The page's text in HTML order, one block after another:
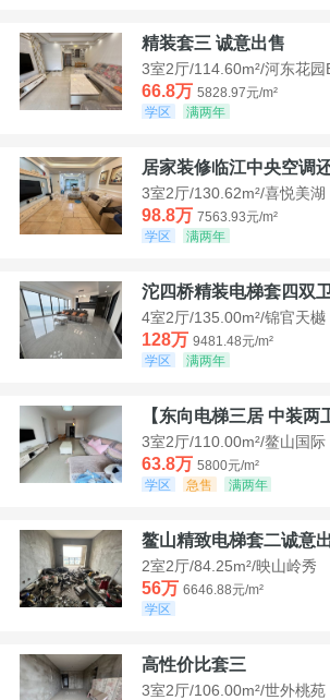
精装套三 诚意出售
3室2厅/114.60m²/河东花园
66.8万 5828.97元/m²
学区
满两年
居家装修临江中央空调
3室2厅/130.62m²/喜悦美湖
98.8万 7563.93元/m²
学区
满两年
沱四桥精装电梯套四双卫
4室2厅/135.00m²/锦官天樾
128万 9481.48元/m²
学区
满两年
【东向电梯三居 中装两
3室2厅/110.00m²/鳌山国际
63.8万 5800元/m²
学区
急售 满两年
鳌山精致电梯套二诚意
2室2厅/84.25m²/映山岭秀
56万 6646.88元/m²
学区
高性价比套三
3室2厅/106.00m²/世外桃苑